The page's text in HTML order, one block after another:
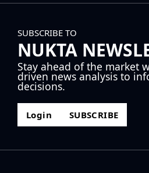
SUBSCRIBE TO
NUKTA
Stay ahead of the market
driven news analysis to
decisions.
Login SUBSCRIBE